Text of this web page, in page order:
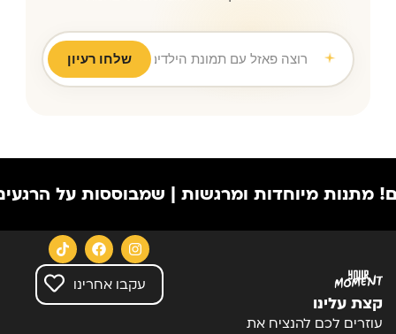
רוצה פאזל עם תמונת הילדים לסבא וסבתא ליום נישואין
שלחו רעיון
מיוחדות ומרגשות | שמבוססות על הרגעים הכי
קצת עלינו
עוזרים לכם להנציח את
עקבו אחרינו